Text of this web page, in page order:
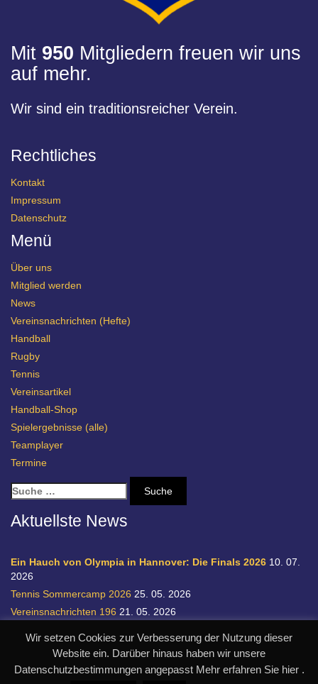
Mit 950 Mitgliedern freuen wir uns
auf mehr.
Wir sind ein traditionsreicher Verein.
Rechtliches
Kontakt
Impressum
Datenschutz
Menü
Über uns
Mitglied werden
News
Vereinsnachrichten (Hefte)
Handball
Rugby
Tennis
Vereinsartikel
Handball-Shop
Spielergebnisse (alle)
Teamplayer
Termine
S
u
c
n
a
c
:
Aktuellste News
Ein Hauch von Olympia in Hannover: Die Finals 2026 10. 07.
2026
Tennis Sommercamp 2026 25. 05. 2026
Vereinsnachrichten 196 21. 05. 2026
Relegation 1. Bundesliga Damen
28. 04. 2026
Wir setzen Cookies zur Verbesserung der Nutzung dieser
Website ein. Darüber hinaus haben wir unsere
Datenschutzbestimmungen angepasst Mehr erfahren Sie hier .